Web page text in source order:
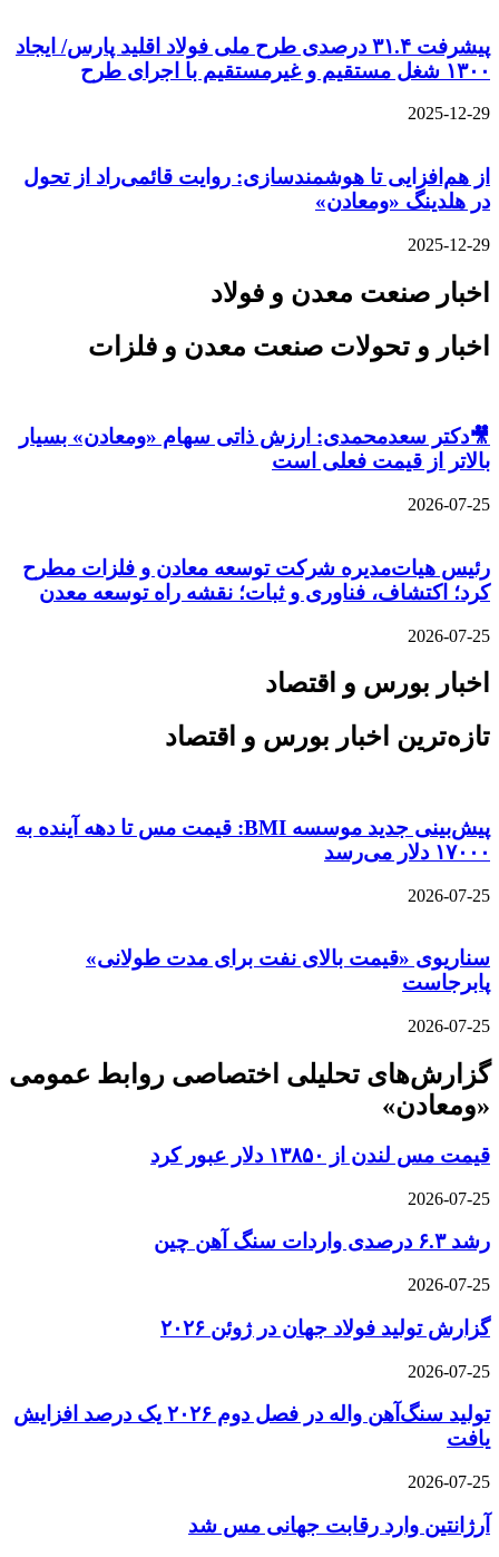
پیشرفت ۳۱.۴ درصدی طرح ملی فولاد اقلید پارس/ ایجاد
۱۳۰۰ شغل مستقیم و غیرمستقیم با اجرای طرح
2025-12-29
از هم‌افزایی تا هوشمندسازی: روایت قائمی‌راد از تحول
در هلدینگ «ومعادن»
2025-12-29
اخبار صنعت معدن و فولاد
اخبار و تحولات صنعت معدن و فلزات
🎥دکتر سعدمحمدی: ارزش ذاتی سهام «ومعادن» بسیار
بالاتر از قیمت فعلی است
2026-07-25
رئیس هیات‌مدیره شرکت توسعه معادن و فلزات مطرح
کرد؛ اکتشاف، فناوری و ثبات؛ نقشه راه توسعه معدن
2026-07-25
اخبار بورس و اقتصاد
تازه‌ترین اخبار بورس و اقتصاد
پیش‌بینی جدید موسسه BMI: قیمت مس تا دهه آینده به
۱۷۰۰۰ دلار می‌رسد
2026-07-25
سناریوی «قیمت بالای نفت برای مدت طولانی»
پابرجاست
2026-07-25
گزارش‌های تحلیلی اختصاصی روابط عمومی
«ومعادن»
قیمت مس لندن از ۱۳۸۵۰ دلار عبور کرد
2026-07-25
رشد ۶.۳ درصدی واردات سنگ آهن چین
2026-07-25
گزارش تولید فولاد جهان در ژوئن ۲۰۲۶
2026-07-25
تولید سنگ‌آهن واله در فصل دوم ۲۰۲۶ یک درصد افزایش
یافت
2026-07-25
آرژانتین وارد رقابت جهانی مس شد